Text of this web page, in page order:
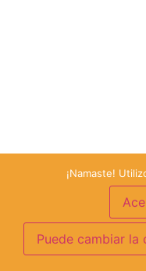
¡Namaste!
Puede cambiar